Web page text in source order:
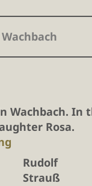
Wachbach.
Rosa. 
Rudolf
Strauß